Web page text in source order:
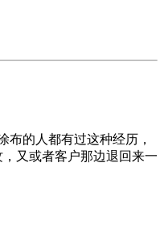
布的人都有过这种经历，
又或者客户那边退回来一